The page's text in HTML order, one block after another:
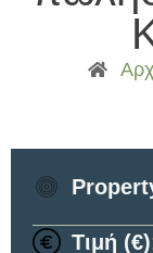
Τιμή (€)